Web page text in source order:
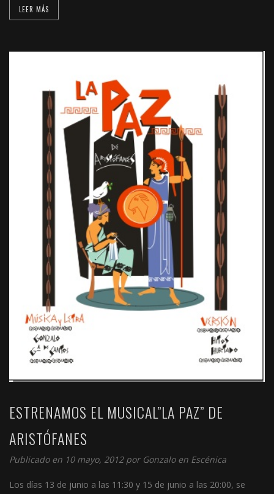
LEER MÁS
ESTRENAMOS EL MUSICAL”LA PAZ” DE
ARISTÓFANES
Publicado en 10 mayo, 2012 por Gonzalo en Escénica
Los días 13 de junio a las 11:30 y 15 de junio a las 20:00, se